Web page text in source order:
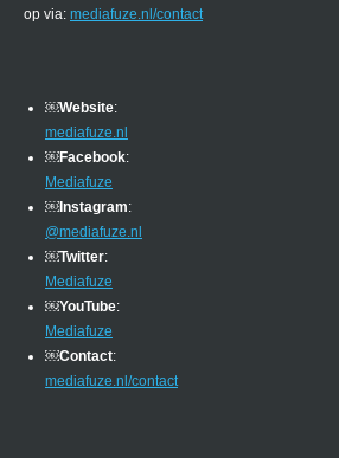
op via: mediafuze.nl/contact
￼Website:
mediafuze.nl
￼Facebook:
Mediafuze
￼Instagram:
@mediafuze.nl
￼Twitter:
Mediafuze
￼YouTube:
Mediafuze
￼Contact:
mediafuze.nl/contact